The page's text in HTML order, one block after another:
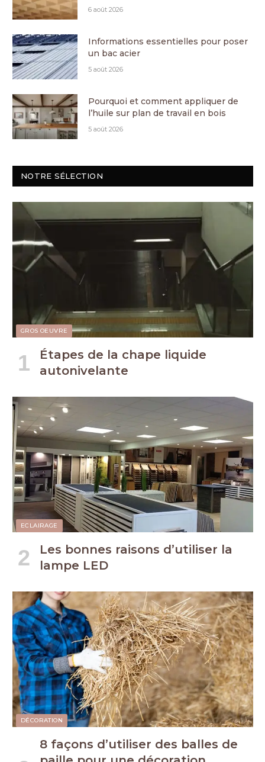
6 août 2026
Informations essentielles pour poser
un bac acier
5 août 2026
Pourquoi et comment appliquer de
l’huile sur plan de travail en bois
5 août 2026
NOTRE SÉLECTION
GROS OEUVRE
Étapes de la chape liquide
autonivelante
ECLAIRAGE
Les bonnes raisons d’utiliser la
lampe LED
DÉCORATION
8 façons d’utiliser des balles de